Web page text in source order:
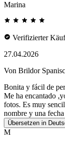
Marina
Verifizierter
27.04.2026
Von Brildor
Bonita y fácil de
Me ha encantado
fotos. Es muy
nombre y una
Übersetzen in
M